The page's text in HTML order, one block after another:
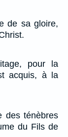
de sa gloire,
pour la
acquis, à la
des ténèbres
du Fils de